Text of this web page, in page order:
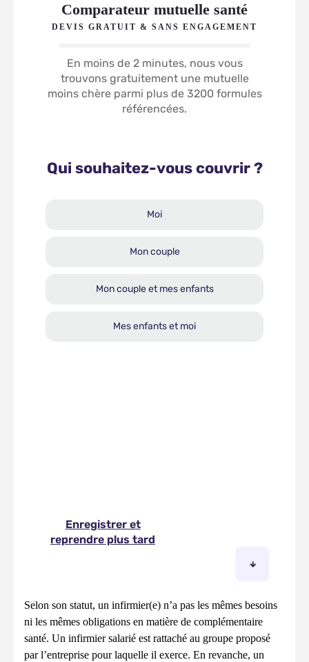
Comparateur mutuelle santé
DEVIS GRATUIT & SANS ENGAGEMENT
Selon son statut, un infirmier(e) n’a pas les mêmes besoins
ni les mêmes obligations en matière de complémentaire
santé. Un infirmier salarié est rattaché au groupe proposé
par l’entreprise pour laquelle il exerce. En revanche, un